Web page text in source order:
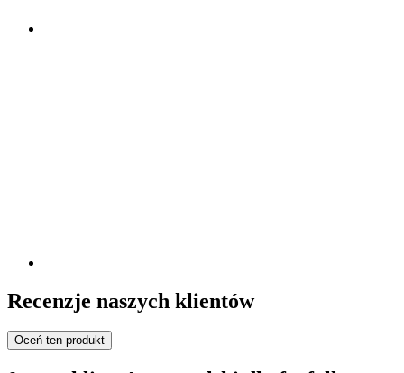
Recenzje naszych klientów
Oceń ten produkt